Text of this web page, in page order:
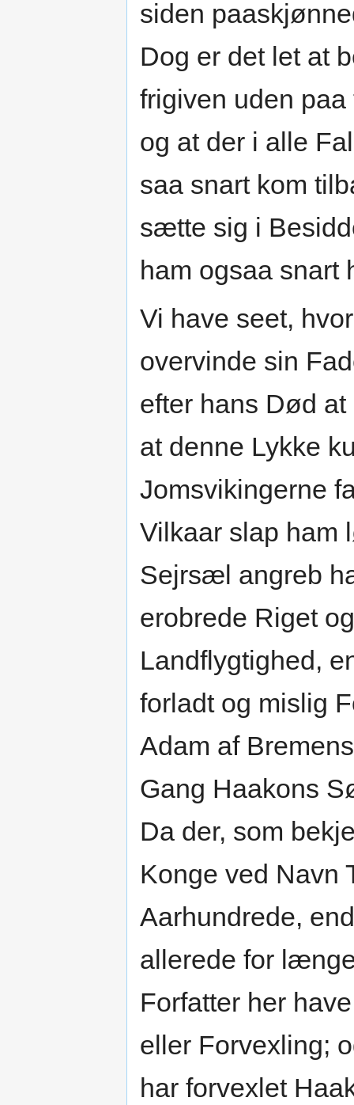
siden
Dog er det let at
frigiven uden
og at der i alle
saa snart kom
sætte sig i
ham ogsaa snart
Vi have seet,
overvinde sin
efter hans Død
at denne Lykke
Jomsvikingerne
Vilkaar slap ham
Sejrsæl angreb
erobrede Riget
Landflygtighed,
forladt og mislig
Adam af
Gang Haakons
Da der, som
Konge ved Navn
Aarhundrede,
allerede for
Forfatter her
eller Forvexling;
har forvexlet